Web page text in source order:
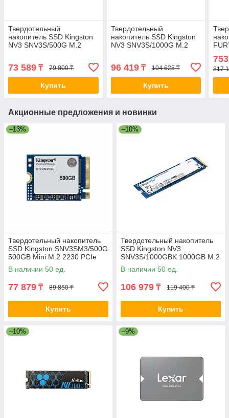
Твердотельный
накопитель SSD Kingston
NV3 SNV3S/500G M.2
73 589 ₸ 79 800 ₸
Купить
Твердотельный
накопитель SSD Kingston
NV3 SNV3S/1000G M.2
96 419₸ 104 625 ₸
Купить
817
Акционные предложения и новинки
–13%
Твердотельный накопитель
SSD Kingston SNV3SM3/500G
500GB Mini M.2 2230 PCIe
Gen4 x4 2-034638-TOP
В наличии 50 ед.
77 879 ₸ 89 850 ₸
Купить
–10%
Твердотельный накопитель
SSD Kingston NV3
SNV3S/1000GBK 1000GB M.2
NVMe PCIe 4.0x4
6000/4000Мб/сBULK
В наличии 50 ед.
106 979 ₸ 119 400 ₸
Купить
–10% –9%